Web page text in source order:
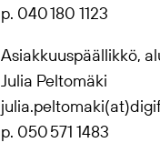
p. 040 180 1123
Asiakkuuspäällikkö,
Julia Peltomäki
p. 050 571 1483